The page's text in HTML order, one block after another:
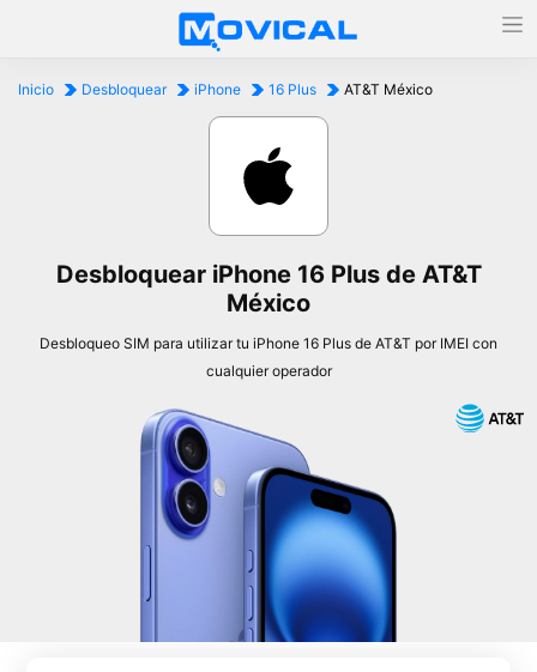
Inicio Desbloquear iPhone 16 Plus AT&T México
Desbloquear iPhone 16 Plus de AT&T
México
Desbloqueo SIM para utilizar tu iPhone 16 Plus de AT&T por IMEI con
cualquier operador